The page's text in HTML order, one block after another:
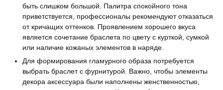
быть слишком большой. Палитра спокойного тона
приветствуется, профессионалы рекомендуют отказаться
от кричащих оттенков. Проявлением хорошего вкуса
является сочетание браслета по цвету с курткой, сумкой
или наличие кожаных элементов в наряде.
Для формирования гламурного образа потребуется
выбрать браслет с фурнитурой. Важно, чтобы элементы
декора аксессуара были наполнены женственностью,